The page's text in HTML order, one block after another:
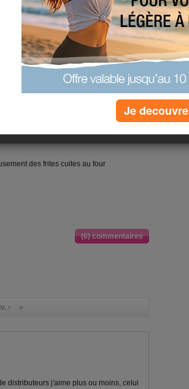
bien piquant
tout à l'heure
de soja chocolaté très froid + 1/2 tasse
légumes, 1 tranche de fromage
des frites cuites au four
(6) commentaires
› »
distributeurs j'aime plus ou moins, celui
Je decouvre